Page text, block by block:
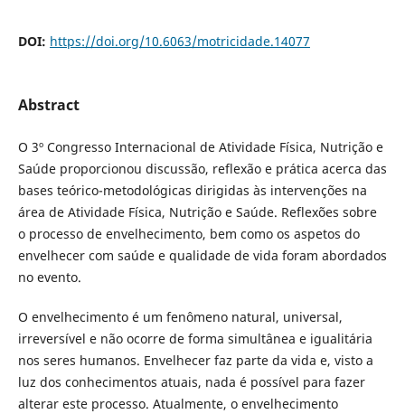
DOI: https://doi.org/10.6063/motricidade.14077
Abstract
O 3º Congresso Internacional de Atividade Física, Nutrição e
Saúde proporcionou discussão, reflexão e prática acerca das
bases teórico-metodológicas dirigidas às intervenções na
área de Atividade Física, Nutrição e Saúde. Reflexões sobre
o processo de envelhecimento, bem como os aspetos do
envelhecer com saúde e qualidade de vida foram abordados
no evento.
O envelhecimento é um fenômeno natural, universal,
irreversível e não ocorre de forma simultânea e igualitária
nos seres humanos. Envelhecer faz parte da vida e, visto a
luz dos conhecimentos atuais, nada é possível para fazer
alterar este processo. Atualmente, o envelhecimento